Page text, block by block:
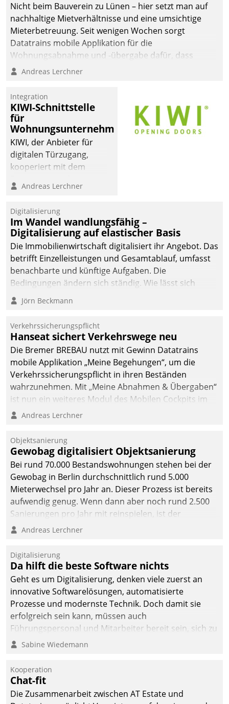
Nicht beim Bauverein zu Lünen – hier setzt man auf
nachhaltige Mietverhältnisse und eine umsichtige
Mieterbetreuung. Seit wenigen Wochen sorgt
Datatrains mobile Applikation für die
Wohnungsabnahme und -übergabe dafür, dass
Mieter wohlgeordnet kommen und, so es sein muss,
Andreas Lerchner
Integration
KIWI-Schnittstelle
für
Wohnungsunternehmen
KIWI, der Anbieter für
digitalen Türzugang,
kooperiert mit dem
Softwareentwicklungshaus
Andreas Lerchner
Digitalisierung
Im Wandel wandlungsfähig –
Digitalisierung auf elastischer Basis
Die Immobilienwirtschaft digitalisiert ihr Angebot. Das
betrifft Einzelleistungen und Gesamtablauf, umfasst
benachbarte und künftige Aufgaben. Die
Bedingungen ändern sich ständig. Wie lässt sich
technisch die Kontrolle wahren und zugleich Freiraum
fürs Wachsen öffnen?
Jörn Beckmann
Verkehrssicherungspflicht
Hanseat sichert Verkehrswege neu
Die Bremer BREBAU nutzt mit Gewinn Datatrains
mobile Applikation „Meine Begehungen“, um die
Verkehrssicherungspflicht in ihren Beständen
wahrzunehmen. Mit „Meine Abnahmen & Übergaben“
ist nun ein weiteres Modul des Mobilen Cockpits im
Einsatz.
Andreas Lerchner
Objektsanierung
Gewobag digitalisiert Objektsanierung
Bei rund 70.000 Bestandswohnungen stehen bei der
Gewobag in Berlin durchschnittlich rund 5.000
Mieterwechsel pro Jahr an. Dieser Prozess ist bereits
aufwendig genug. Wenn dann aber noch rund 2.500
Sanierungen pro Jahr mit reinspielen, ist der
Betreuungs- und Organisationsaufwand immens. Im
kommunale Wohnungsbauunternehmen daher
gemeinsam mit der Berliner Datatrain GmbH den
Teilprozess der Objektsanierung digitalisiert.
Andreas Lerchner
Digitalisierung
Da hilft die beste Software nichts
Geht es um Digitalisierung, denken viele zuerst an
innovative Softwarelösungen, automatisierte
Prozesse und modernste Technik. Doch damit sie
erfolgreich sein kann, müssen auch
Führungspersonal und Mitarbeiter bereit sein, sich zu
verändern und anzupassen, sonst werden sie an ihr
Sabine Wiedemann
Kooperation
Chat-fit
Die Zusammenarbeit zwischen AT Estate und